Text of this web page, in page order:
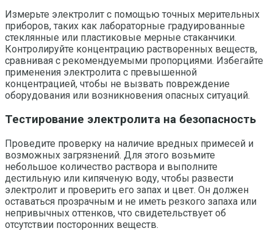
Измерьте электролит с помощью точных мерительных
приборов, таких как лабораторные градуированные
стеклянные или пластиковые мерные стаканчики.
Контролируйте концентрацию растворенных веществ,
сравнивая с рекомендуемыми пропорциями. Избегайте
применения электролита с превышенной
концентрацией, чтобы не вызвать повреждение
оборудования или возникновения опасных ситуаций.
Тестирование электролита на безопасность
Проведите проверку на наличие вредных примесей и
возможных загрязнений. Для этого возьмите
небольшое количество раствора и выполните
дестильную или кипяченую воду, чтобы развести
электролит и проверить его запах и цвет. Он должен
оставаться прозрачным и не иметь резкого запаха или
непривычных оттенков, что свидетельствует об
отсутствии посторонних веществ.